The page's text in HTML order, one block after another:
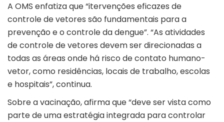
A OMS enfatiza que “itervenções eficazes de
controle de vetores são fundamentais para a
prevenção e o controle da dengue”. “As atividades
de controle de vetores devem ser direcionadas a
todas as áreas onde há risco de contato humano-
vetor, como residências, locais de trabalho, escolas
e hospitais”, continua.
Sobre a vacinação, afirma que “deve ser vista como
parte de uma estratégia integrada para controlar